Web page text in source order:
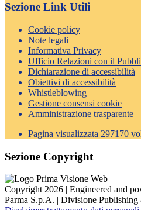
Sezione Link Utili
Cookie policy
Note legali
Informativa Privacy
Ufficio Relazioni con il
Dichiarazione di accessibilità
Obiettivi di accessibilità
Whistleblowing
Gestione consensi cookie
Amministrazione trasparente
Pagina visualizzata 297170
Sezione Copyright
Copyright 2026 | Engineered and
Parma S.p.A. | Divisione